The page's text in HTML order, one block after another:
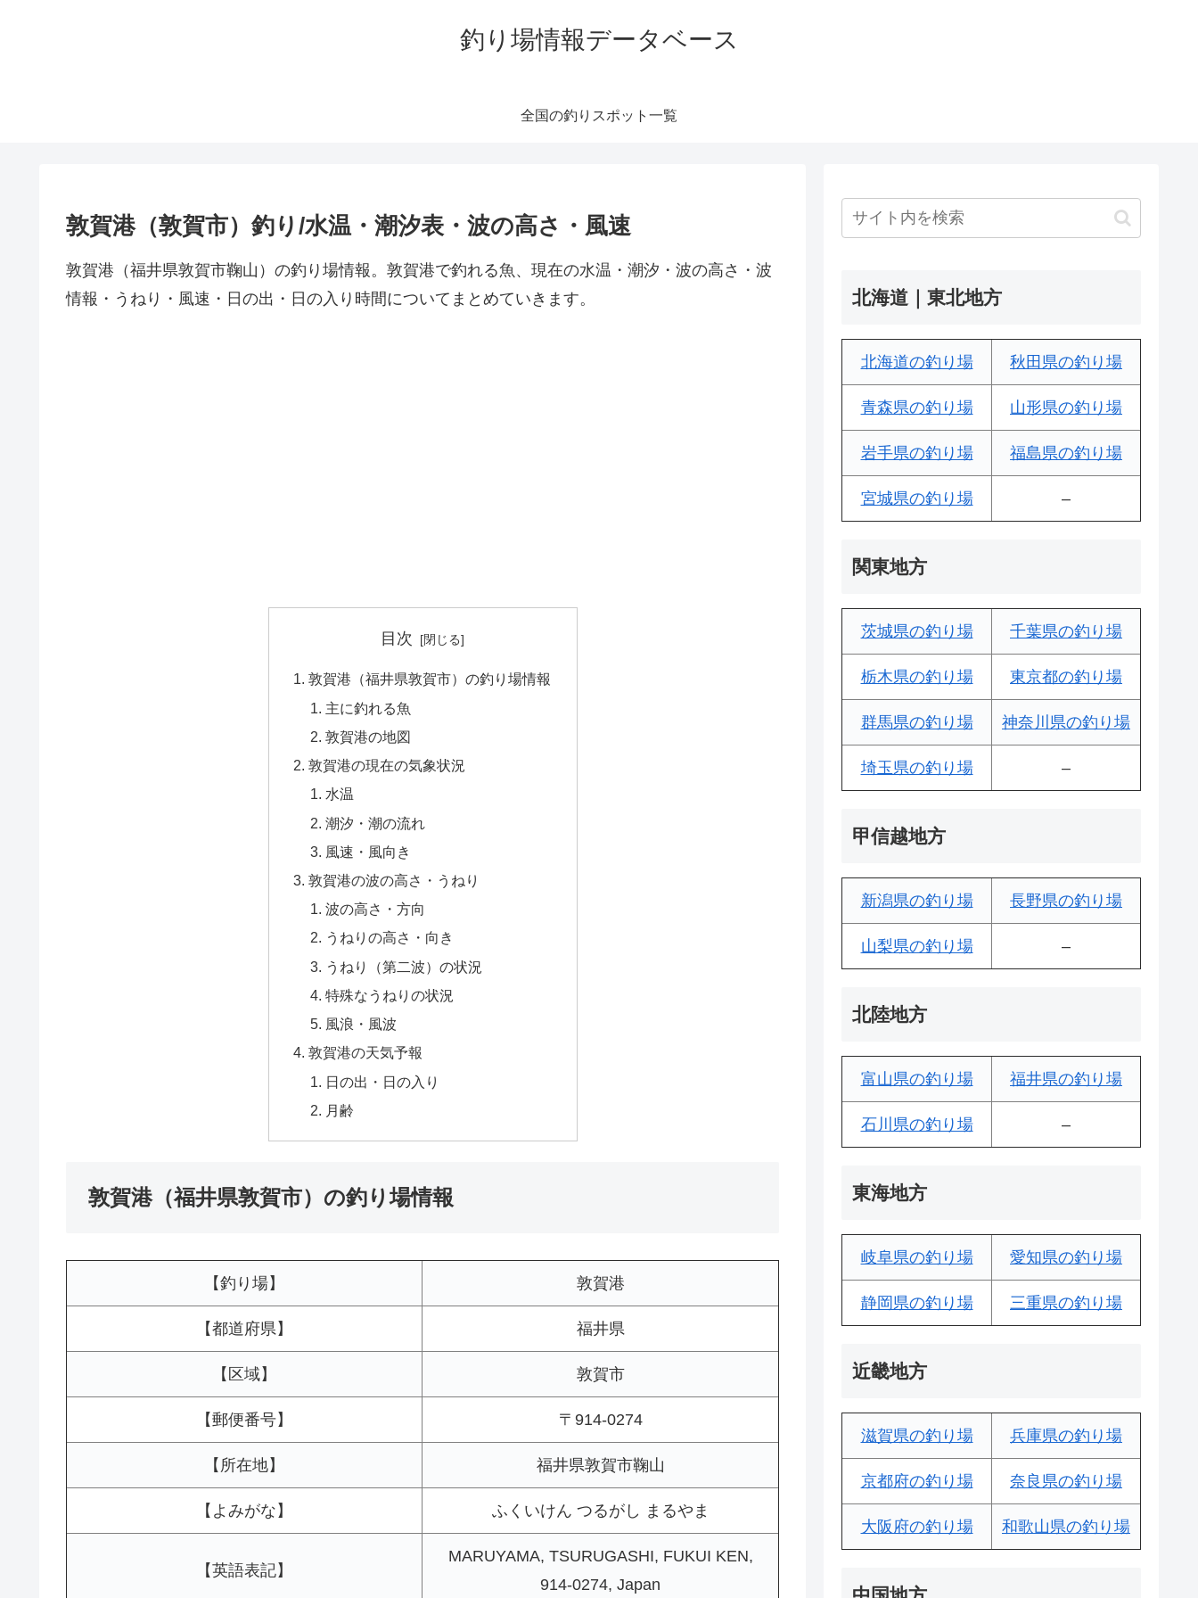
釣り場情報データベース
全国の釣りスポット一覧
敦賀港（敦賀市）釣り/水温・潮汐表・波の高さ・風速
敦賀港（福井県敦賀市鞠山）の釣り場情報。敦賀港で釣れる魚、現在の水温・潮汐・波の高さ・波
情報・うねり・風速・日の出・日の入り時間についてまとめていきます。
目次
敦賀港（福井県敦賀市）の釣り場情報
主に釣れる魚
敦賀港の地図
敦賀港の現在の気象状況
水温
潮汐・潮の流れ
風速・風向き
敦賀港の波の高さ・うねり
波の高さ・方向
うねりの高さ・向き
うねり（第二波）の状況
特殊なうねりの状況
風浪・風波
敦賀港の天気予報
日の出・日の入り
月齢
敦賀港（福井県敦賀市）の釣り場情報
【釣り場】 敦賀港
【都道府県】 福井県
【区域】 敦賀市
【郵便番号】 〒914-0274
【所在地】 福井県敦賀市鞠山
【よみがな】 ふくいけん つるがし まるやま
【英語表記】
MARUYAMA, TSURUGASHI, FUKUI KEN,
914-0274, Japan
北海道｜東北地方
北海道の釣り場 秋田県の釣り場
青森県の釣り場 山形県の釣り場
岩手県の釣り場 福島県の釣り場
宮城県の釣り場 –
関東地方
茨城県の釣り場 千葉県の釣り場
栃木県の釣り場 東京都の釣り場
群馬県の釣り場 神奈川県の釣り場
埼玉県の釣り場 –
甲信越地方
新潟県の釣り場 長野県の釣り場
山梨県の釣り場 –
北陸地方
富山県の釣り場 福井県の釣り場
石川県の釣り場 –
東海地方
岐阜県の釣り場 愛知県の釣り場
静岡県の釣り場 三重県の釣り場
近畿地方
滋賀県の釣り場 兵庫県の釣り場
京都府の釣り場 奈良県の釣り場
大阪府の釣り場 和歌山県の釣り場